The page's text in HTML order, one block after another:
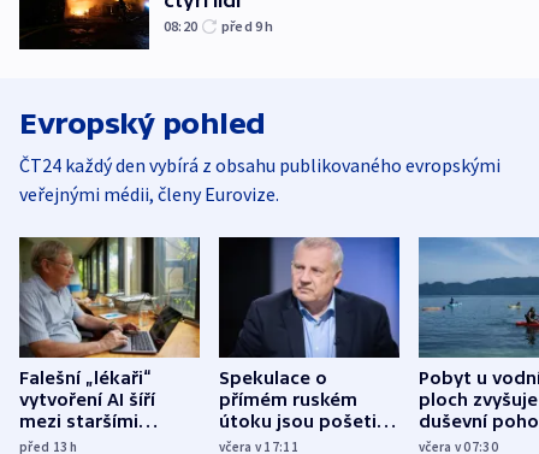
08:20 před 9h
Evropský pohled
ČT24 každý den vybírá z obsahu publikovaného evropskými
veřejnými médii, členy Eurovize.
Falešní „lékaři“
vytvoření AI šíří
mezi staršími
Poláky nebezpečné
před 13h
Spekulace o
přímém ruském
útoku jsou pošetilé,
míní estonský
včera v 17:11
Pobyt u
ploch zvyšuje
duševní
ukázala
včera v 07:30